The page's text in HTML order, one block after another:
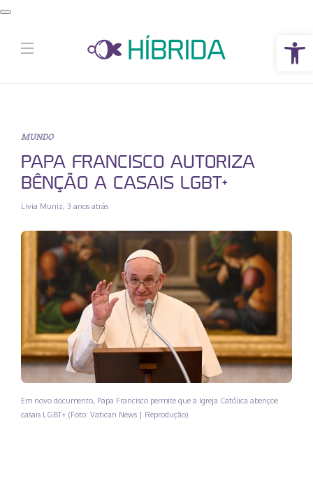
Abrir a barra de ferramentas
MUNDO
PAPA FRANCISCO AUTORIZA
BÊNÇÃO A CASAIS LGBT+
Livia Muniz, 3 anos atrás
Em novo documento, Papa Francisco permite que a Igreja Católica abençoe
casais LGBT+ (Foto: Vatican News | Reprodução)